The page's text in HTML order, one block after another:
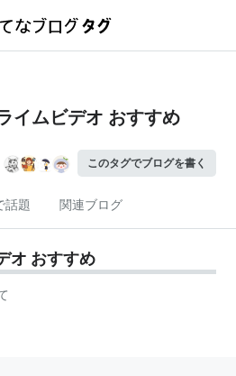
イムビデオ おすすめ
このタグでブログを書く
話題 関連ブログ
オ おすすめ